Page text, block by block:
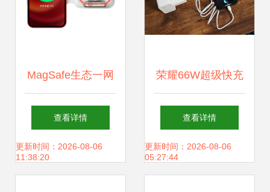
MagSafe生态一网
打尽 充电器、配件
大盘点，你想知道
查看详情
更新时间：2026-08-06
11:38:20
荣耀66W超级快充
充电器，让充电更
放心
查看详情
更新时间：2026-08-06
05:27:44